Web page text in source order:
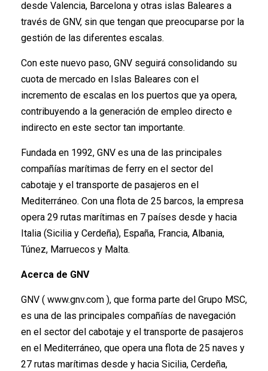
desde Valencia, Barcelona y otras islas Baleares a
través de GNV, sin que tengan que preocuparse por la
gestión de las diferentes escalas.
Con este nuevo paso, GNV seguirá consolidando su
cuota de mercado en Islas Baleares con el
incremento de escalas en los puertos que ya opera,
contribuyendo a la generación de empleo directo e
indirecto en este sector tan importante.
Fundada en 1992, GNV es una de las principales
compañías marítimas de ferry en el sector del
cabotaje y el transporte de pasajeros en el
Mediterráneo. Con una flota de 25 barcos, la empresa
opera 29 rutas marítimas en 7 países desde y hacia
Italia (Sicilia y Cerdeña), España, Francia, Albania,
Túnez, Marruecos y Malta.
Acerca de GNV
GNV ( www.gnv.com ), que forma parte del Grupo MSC,
es una de las principales compañías de navegación
en el sector del cabotaje y el transporte de pasajeros
en el Mediterráneo, que opera una flota de 25 naves y
27 rutas marítimas desde y hacia Sicilia, Cerdeña,